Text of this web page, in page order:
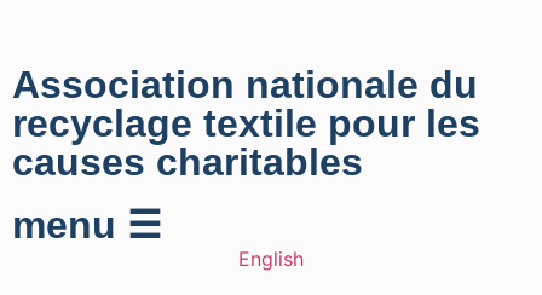
Association nationale du
recyclage textile pour les
causes charitables
menu ☰
English